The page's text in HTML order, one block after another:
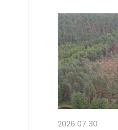
2026 07 30